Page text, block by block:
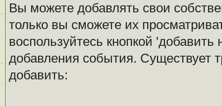
Вы можете добавлять свои
только вы сможете их
воспользуйтесь кнопкой
добавления события. Существует
добавить: